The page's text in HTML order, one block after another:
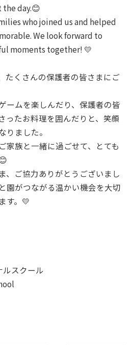
day.😊
who joined us and helped
We look forward to
moments together! 💛
たくさんの保護者の皆さまにご
ームを楽しんだり、保護者の皆
ったお料理を囲んだりと、笑顔
りました。
家族と一緒に過ごせて、とても
、ご協力ありがとうございまし
園がつながる温かい機会を大切
す。💛
ルスクール